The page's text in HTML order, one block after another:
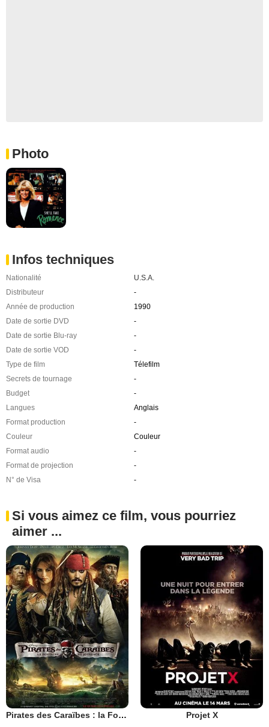
Photo
Infos techniques
Nationalité
U.S.A.
Distributeur
-
Année de production
1990
Date de sortie DVD
-
Date de sortie Blu-ray
-
Date de sortie VOD
-
Type de film
Télefilm
Secrets de tournage
-
Budget
-
Langues
Anglais
Format production
-
Couleur
Couleur
Format audio
-
Format de projection
-
N° de Visa
-
Si vous aimez ce film, vous pourriez
aimer ...
Pirates des Caraïbes : la Fontaine de Jouvence Projet X